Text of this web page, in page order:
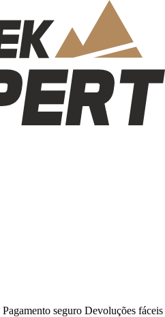
Pagamento seguro Devoluções fáceis